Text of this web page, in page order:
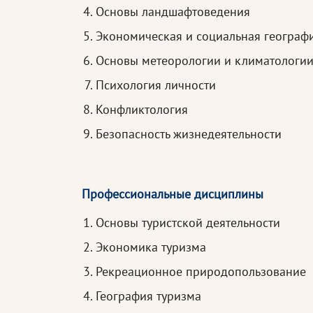
Основы ландшафтоведения
Экономическая и социальная
Основы метеорологии и климатологии
Психология личности
Конфликтология
Безопасность жизнедеятельности
Профессиональные дисциплины
Основы туристской деятельности
Экономика туризма
Рекреационное природопользование
География туризма